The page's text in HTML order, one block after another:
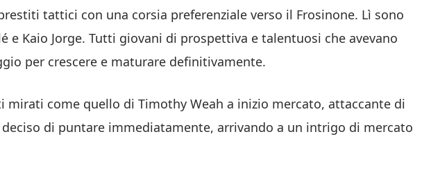
tattici con una corsia preferenziale verso il Frosinone. Lì sono
e Kaio Jorge. Tutti giovani di prospettiva e talentuosi che avevano
per crescere e maturare definitivamente.
mirati come quello di Timothy Weah a inizio mercato, attaccante di
deciso di puntare immediatamente, arrivando a un intrigo di mercato